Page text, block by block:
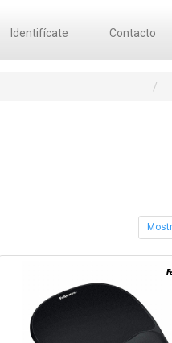
Identifícate Contacto